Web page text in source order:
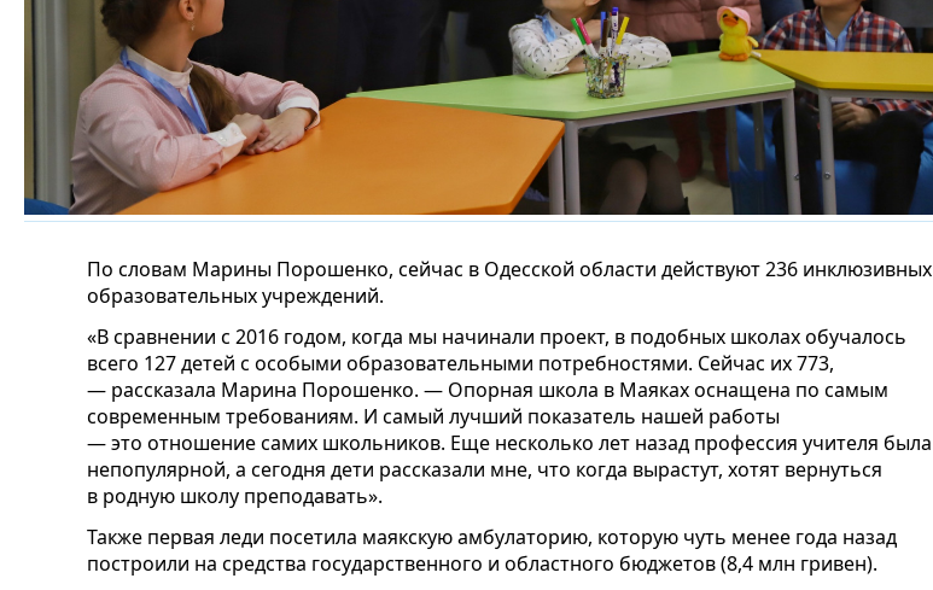
По словам Марины Порошенко, сейчас в Одесской области действуют 236 инклюзивных
образовательных учреждений.
«В сравнении с 2016 годом, когда мы начинали проект, в подобных школах обучалось
всего 127 детей с особыми образовательными потребностями. Сейчас их 773,
— рассказала Марина Порошенко. — Опорная школа в Маяках оснащена по самым
современным требованиям. И самый лучший показатель нашей работы
— это отношение самих школьников. Еще несколько лет назад профессия учителя была
непопулярной, а сегодня дети рассказали мне, что когда вырастут, хотят вернуться
в родную школу преподавать».
Также первая леди посетила маякскую амбулаторию, которую чуть менее года назад
построили на средства государственного и областного бюджетов (8,4 млн гривен).